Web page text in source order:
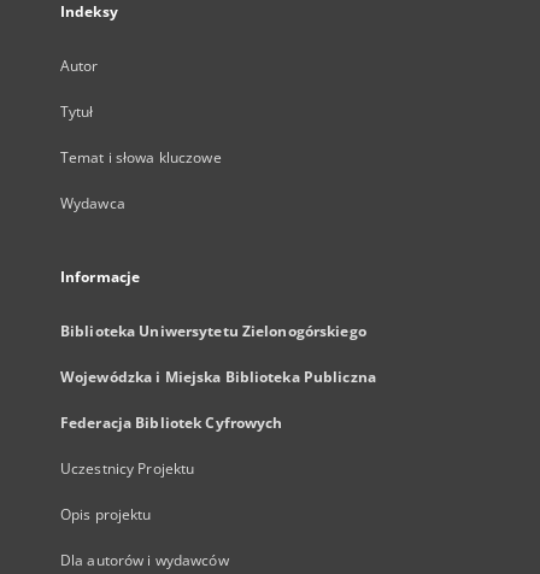
Indeksy
Autor
Tytuł
Temat i słowa kluczowe
Wydawca
Informacje
Biblioteka Uniwersytetu Zielonogórskiego
Wojewódzka i Miejska Biblioteka Publiczna
Federacja Bibliotek Cyfrowych
Uczestnicy Projektu
Opis projektu
Dla autorów i wydawców